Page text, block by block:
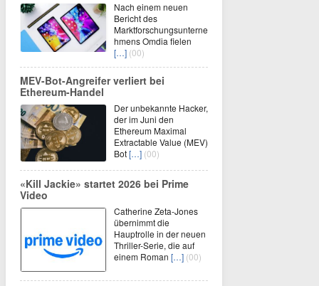
Nach einem neuen
Bericht des
Marktforschungsunterne
hmens Omdia fielen
[…] (00)
MEV-Bot-Angreifer verliert bei
Ethereum-Handel
Der unbekannte Hacker,
der im Juni den
Ethereum Maximal
Extractable Value (MEV)
Bot[…] (00)
«Kill Jackie» startet 2026 bei Prime
Video
Catherine Zeta-Jones
übernimmt die
Hauptrolle in der neuen
Thriller-Serie, die auf
einem Roman […] (00)